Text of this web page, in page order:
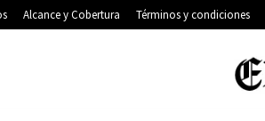
Alcance y Cobertura Términos y condiciones